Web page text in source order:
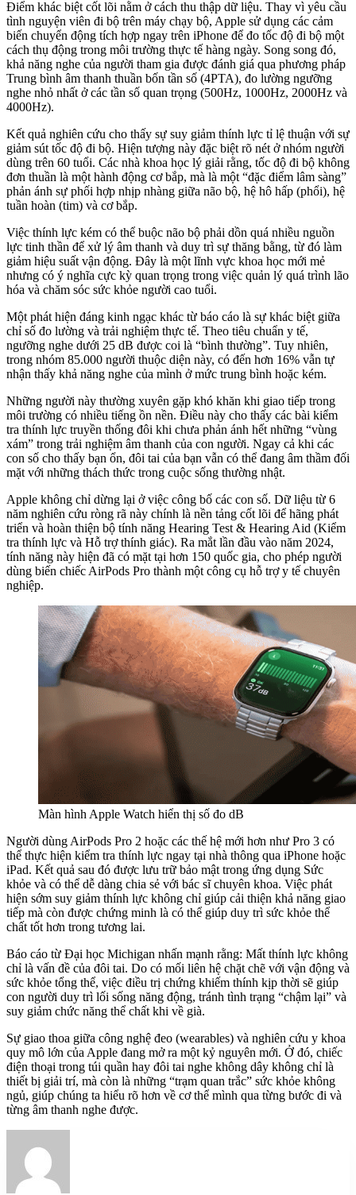
Điểm khác biệt cốt lõi nằm ở cách thu thập dữ liệu. Thay vì yêu cầu
tình nguyện viên đi bộ trên máy chạy bộ, Apple sử dụng các cảm
biến chuyển động tích hợp ngay trên iPhone để đo tốc độ đi bộ một
cách thụ động trong môi trường thực tế hàng ngày. Song song đó,
khả năng nghe của người tham gia được đánh giá qua phương pháp
Trung bình âm thanh thuần bốn tần số (4PTA), đo lường ngưỡng
nghe nhỏ nhất ở các tần số quan trọng (500Hz, 1000Hz, 2000Hz và
4000Hz).
Kết quả nghiên cứu cho thấy sự suy giảm thính lực tỉ lệ thuận với sự
giảm sút tốc độ đi bộ. Hiện tượng này đặc biệt rõ nét ở nhóm người
dùng trên 60 tuổi. Các nhà khoa học lý giải rằng, tốc độ đi bộ không
đơn thuần là một hành động cơ bắp, mà là một “đặc điểm lâm sàng”
phản ánh sự phối hợp nhịp nhàng giữa não bộ, hệ hô hấp (phổi), hệ
tuần hoàn (tim) và cơ bắp.
Việc thính lực kém có thể buộc não bộ phải dồn quá nhiều nguồn
lực tinh thần để xử lý âm thanh và duy trì sự thăng bằng, từ đó làm
giảm hiệu suất vận động. Đây là một lĩnh vực khoa học mới mẻ
nhưng có ý nghĩa cực kỳ quan trọng trong việc quản lý quá trình lão
hóa và chăm sóc sức khỏe người cao tuổi.
Một phát hiện đáng kinh ngạc khác từ báo cáo là sự khác biệt giữa
chỉ số đo lường và trải nghiệm thực tế. Theo tiêu chuẩn y tế,
ngưỡng nghe dưới 25 dB được coi là “bình thường”. Tuy nhiên,
trong nhóm 85.000 người thuộc diện này, có đến hơn 16% vẫn tự
nhận thấy khả năng nghe của mình ở mức trung bình hoặc kém.
Những người này thường xuyên gặp khó khăn khi giao tiếp trong
môi trường có nhiều tiếng ồn nền. Điều này cho thấy các bài kiểm
tra thính lực truyền thống đôi khi chưa phản ánh hết những “vùng
xám” trong trải nghiệm âm thanh của con người. Ngay cả khi các
con số cho thấy bạn ổn, đôi tai của bạn vẫn có thể đang âm thầm đối
mặt với những thách thức trong cuộc sống thường nhật.
Apple không chỉ dừng lại ở việc công bố các con số. Dữ liệu từ 6
năm nghiên cứu ròng rã này chính là nền tảng cốt lõi để hãng phát
triển và hoàn thiện bộ tính năng Hearing Test & Hearing Aid (Kiểm
tra thính lực và Hỗ trợ thính giác). Ra mắt lần đầu vào năm 2024,
tính năng này hiện đã có mặt tại hơn 150 quốc gia, cho phép người
dùng biến chiếc AirPods Pro thành một công cụ hỗ trợ y tế chuyên
nghiệp.
Màn hình Apple Watch hiển thị số đo dB
Người dùng AirPods Pro 2 hoặc các thế hệ mới hơn như Pro 3 có
thể thực hiện kiểm tra thính lực ngay tại nhà thông qua iPhone hoặc
iPad. Kết quả sau đó được lưu trữ bảo mật trong ứng dụng Sức
khỏe và có thể dễ dàng chia sẻ với bác sĩ chuyên khoa. Việc phát
hiện sớm suy giảm thính lực không chỉ giúp cải thiện khả năng giao
tiếp mà còn được chứng minh là có thể giúp duy trì sức khỏe thể
chất tốt hơn trong tương lai.
Báo cáo từ Đại học Michigan nhấn mạnh rằng: Mất thính lực không
chỉ là vấn đề của đôi tai. Do có mối liên hệ chặt chẽ với vận động và
sức khỏe tổng thể, việc điều trị chứng khiếm thính kịp thời sẽ giúp
con người duy trì lối sống năng động, tránh tình trạng “chậm lại” và
suy giảm chức năng thể chất khi về già.
Sự giao thoa giữa công nghệ đeo (wearables) và nghiên cứu y khoa
quy mô lớn của Apple đang mở ra một kỷ nguyên mới. Ở đó, chiếc
điện thoại trong túi quần hay đôi tai nghe không dây không chỉ là
thiết bị giải trí, mà còn là những “trạm quan trắc” sức khỏe không
ngủ, giúp chúng ta hiểu rõ hơn về cơ thể mình qua từng bước đi và
từng âm thanh nghe được.